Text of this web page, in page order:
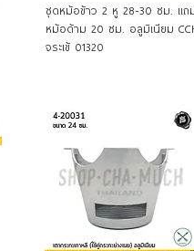
Quick View
ชุดหม้อข้าว 2 หู 28-30 ซม. แถ
หม้อด้าม 20 ซม. อลูมิเนียม
จระเข้ 01320